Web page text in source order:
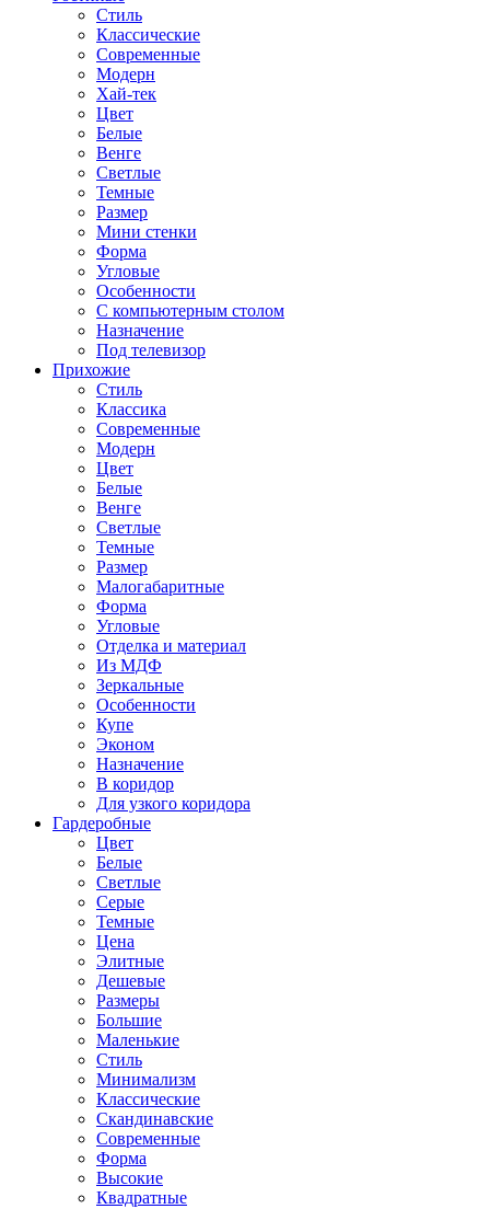
Стиль
Классические
Современные
Модерн
Хай-тек
Цвет
Белые
Венге
Светлые
Темные
Размер
Мини стенки
Форма
Угловые
Особенности
С компьютерным столом
Назначение
Под телевизор
Прихожие
Стиль
Классика
Современные
Модерн
Цвет
Белые
Венге
Светлые
Темные
Размер
Малогабаритные
Форма
Угловые
Отделка и материал
Из МДФ
Зеркальные
Особенности
Купе
Эконом
Назначение
В коридор
Для узкого коридора
Гардеробные
Цвет
Белые
Светлые
Серые
Темные
Цена
Элитные
Дешевые
Размеры
Большие
Маленькие
Стиль
Минимализм
Классические
Скандинавские
Современные
Форма
Высокие
Квадратные